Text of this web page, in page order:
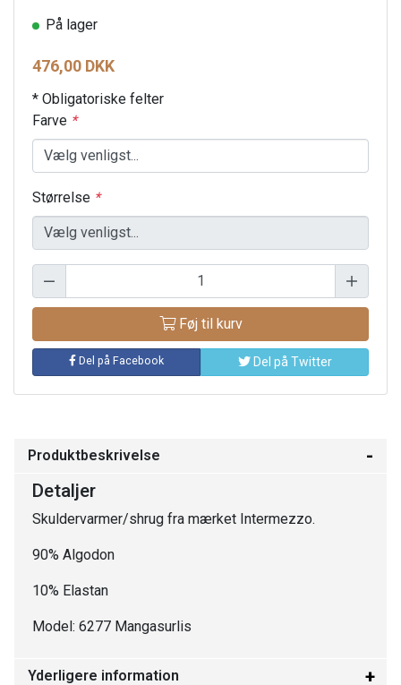
På lager
476,00 DKK
* Obligatoriske felter
Farve *
Størrelse *
Føj til kurv
Del på Facebook Del på Twitter
Produktbeskrivelse
Detaljer
Skuldervarmer/shrug fra mærket Intermezzo.
90% Algodon
10% Elastan
Model: 6277 Mangasurlis
Yderligere information